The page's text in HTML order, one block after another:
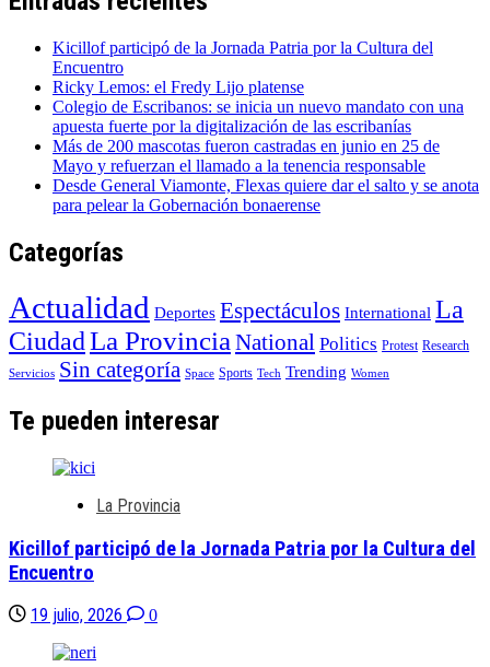
Kicillof participó de la Jornada Patria por la Cultura del
Encuentro
Ricky Lemos: el Fredy Lijo platense
Colegio de Escribanos: se inicia un nuevo mandato con una
apuesta fuerte por la digitalización de las escribanías
Más de 200 mascotas fueron castradas en junio en 25 de
Mayo y refuerzan el llamado a la tenencia responsable
Desde General Viamonte, Flexas quiere dar el salto y se anota
para pelear la Gobernación bonaerense
Categorías
Actualidad Deportes Espectáculos International La
CiudadLa Provincia National Politics Protest Research
Servicios Sin categoría Space Sports Tech Trending Women
Te pueden interesar
La Provincia
Kicillof participó de la Jornada Patria por la Cultura del
Encuentro
19 julio, 2026 0